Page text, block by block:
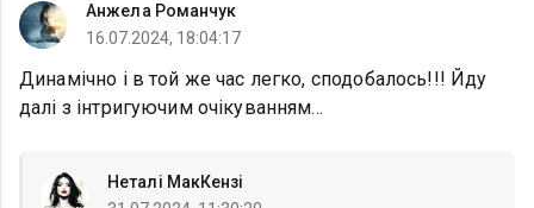
Анжела Романчук
16.07.2024, 18:04:17
Динамічно і в той же час легко, сподобалось!!! Йду
далі з інтригуючим очікуванням...
Неталі МакКензі